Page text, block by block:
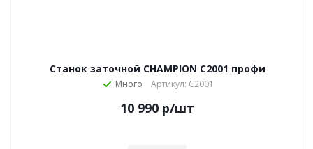
Станок заточной CHAMPION C2001 профи
Много Артикул: C2001
10 990 р/шт